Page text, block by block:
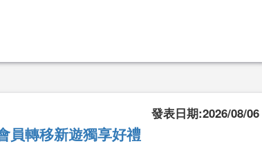
發表日期:2026/08/06
員轉移新遊獨享好禮